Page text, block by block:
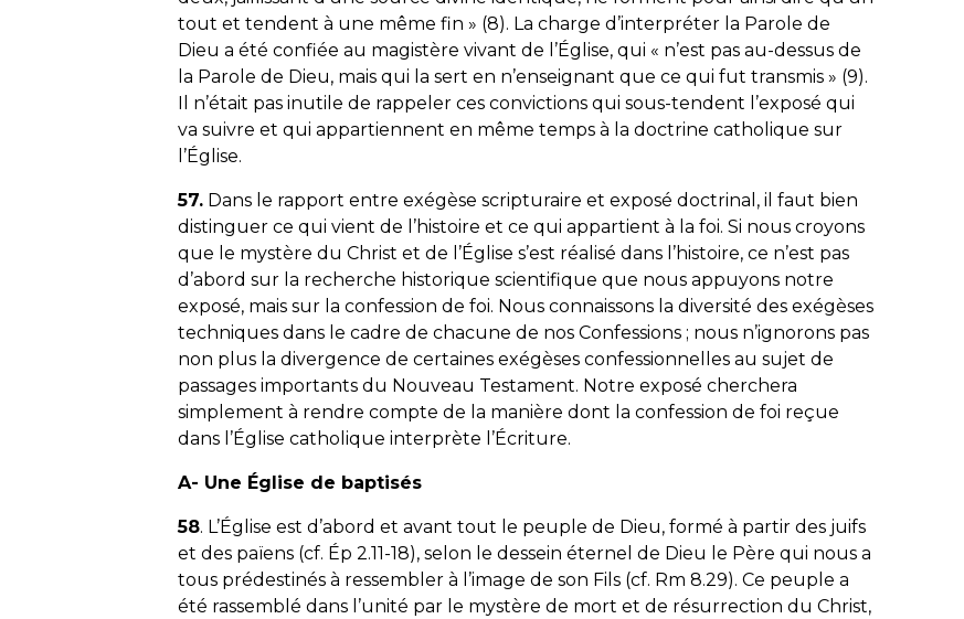
tout et tendent à une même fin» (8). La charge d’interpréter la Parole de
Dieu a été confiée au magistère vivant de l’Église, qui « n’est pas au-dessus de
la Parole de Dieu, mais qui la sert en n’enseignant que ce qui fut transmis» (9).
Il n’était pas inutile de rappeler ces convictions qui sous-tendent l’exposé qui
va suivre et qui appartiennent en même temps à la doctrine catholique sur
l’Église.
57. Dans le rapport entre exégèse scripturaire et exposé doctrinal, il faut bien
distinguer ce qui vient de l’histoire et ce qui appartient à la foi. Si nous croyons
que le mystère du Christ et de l’Église s’est réalisé dans l’histoire, ce n’est pas
d’abord sur la recherche historique scientifique que nous appuyons notre
exposé, mais sur la confession de foi. Nous connaissons la diversité des exégèses
techniques dans le cadre de chacune de nos Confessions ; nous n’ignorons pas
non plus la divergence de certaines exégèses confessionnelles au sujet de
passages importants du Nouveau Testament. Notre exposé cherchera
simplement à rendre compte de la manière dont la confession de foi reçue
dans l’Église catholique interprète l’Écriture.
A- Une Église de baptisés
58. L’Église est d’abord et avant tout le peuple de Dieu, formé à partir des juifs
et des païens (cf. Ép 2.11-18), selon le dessein éternel de Dieu le Père qui nous a
tous prédestinés à ressembler à l’image de son Fils (cf. Rm 8.29). Ce peuple a
été rassemblé dans l’unité par le mystère de mort et de résurrection du Christ,